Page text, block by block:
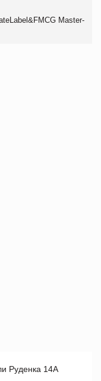
Master-
Руденка 14А